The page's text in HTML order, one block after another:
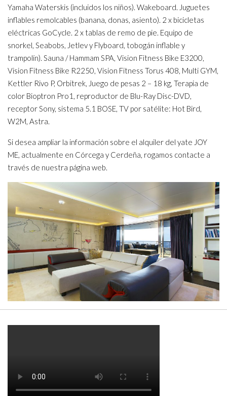
Yamaha Waterskis (incluidos los niños). Wakeboard. Juguetes
inflables remolcables (banana, donas, asiento). 2 x bicicletas
eléctricas GoCycle. 2 x tablas de remo de pie. Equipo de
snorkel, Seabobs, Jetlev y Flyboard, tobogán inflable y
trampolín). Sauna / Hammam SPA, Vision Fitness Bike E3200,
Vision Fitness Bike R2250, Vision Fitness Torus 408, Multi GYM,
Kettler Rivo P, Orbitrek, Juego de pesas 2 – 18 kg, Terapia de
color Bioptron Pro1, reproductor de Blu-Ray Disc-DVD,
receptor Sony, sistema 5.1 BOSE, TV por satélite: Hot Bird,
W2M, Astra.
Si desea ampliar la información sobre el alquiler del yate JOY
ME, actualmente en Córcega y Cerdeña, rogamos contacte a
través de nuestra página web.